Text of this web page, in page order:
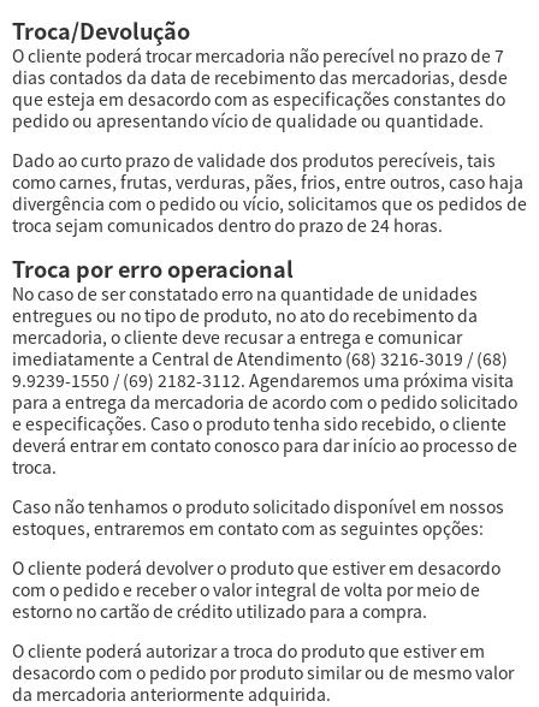
Troca/Devolução
O cliente poderá trocar mercadoria não perecível no prazo de 7
dias contados da data de recebimento das mercadorias, desde
que esteja em desacordo com as especificações constantes do
pedido ou apresentando vício de qualidade ou quantidade.
Dado ao curto prazo de validade dos produtos perecíveis, tais
como carnes, frutas, verduras, pães, frios, entre outros, caso haja
divergência com o pedido ou vício, solicitamos que os pedidos de
troca sejam comunicados dentro do prazo de 24 horas.
Troca por erro operacional
No caso de ser constatado erro na quantidade de unidades
entregues ou no tipo de produto, no ato do recebimento da
mercadoria, o cliente deve recusar a entrega e comunicar
imediatamente a Central de Atendimento (68) 3216-3019 / (68)
9.9239-1550 / (69) 2182-3112. Agendaremos uma próxima visita
para a entrega da mercadoria de acordo com o pedido solicitado
e especificações. Caso o produto tenha sido recebido, o cliente
deverá entrar em contato conosco para dar início ao processo de
troca.
Caso não tenhamos o produto solicitado disponível em nossos
estoques, entraremos em contato com as seguintes opções:
O cliente poderá devolver o produto que estiver em desacordo
com o pedido e receber o valor integral de volta por meio de
estorno no cartão de crédito utilizado para a compra.
O cliente poderá autorizar a troca do produto que estiver em
desacordo com o pedido por produto similar ou de mesmo valor
da mercadoria anteriormente adquirida.